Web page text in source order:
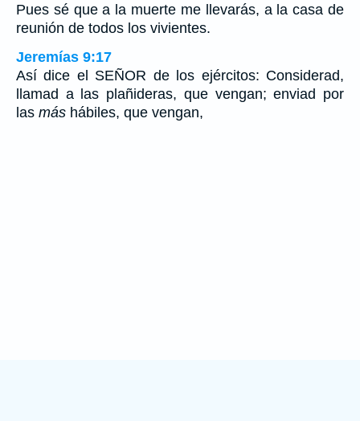
Pues sé que a la muerte me llevarás, a la casa de
reunión de todos los vivientes.
Jeremías 9:17
Así dice el SEÑOR de los ejércitos: Considerad,
llamad a las plañideras, que vengan; enviad por
las más hábiles, que vengan,